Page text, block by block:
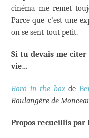
cinéma me remet
Parce que c’est une
on se sent tout petit.
Si tu devais me
vie…
Boro in the boxde
Boulangère de
Propos recueillis par